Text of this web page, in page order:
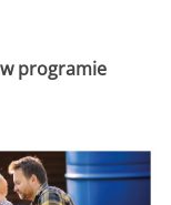
programie